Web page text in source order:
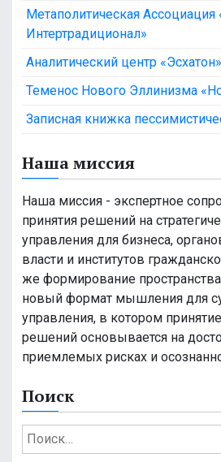
Метаполитическая
Интертрадиционал»
Аналитический центр «Эсхатон»
Теменос Нового Эллинизма
Записная книжка
Наша миссия
Наша миссия - экспертное
принятия решений на
управления для бизнеса,
власти и институтов
же формирование
новый формат мышления для
управления, в котором
решений основывается на
приемлемых рисках и
Поиск
Н
а